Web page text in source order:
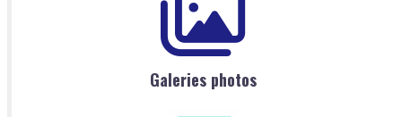
Galeries photos